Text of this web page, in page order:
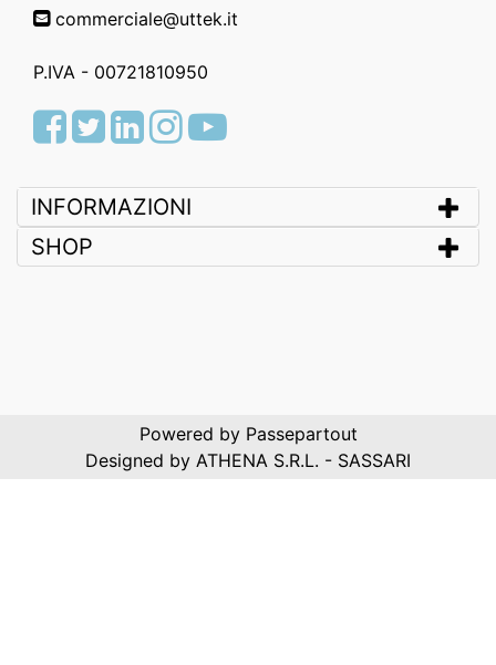
commerciale@uttek.it
P.IVA - 00721810950
Facebook
TwitterLinkedInInstagram
Youtube
INFORMAZIONI
SHOP
Powered by Passepartout
Designed by ATHENA S.R.L. - SASSARI